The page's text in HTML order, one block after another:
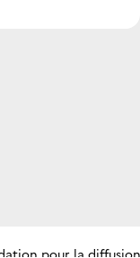
pour la